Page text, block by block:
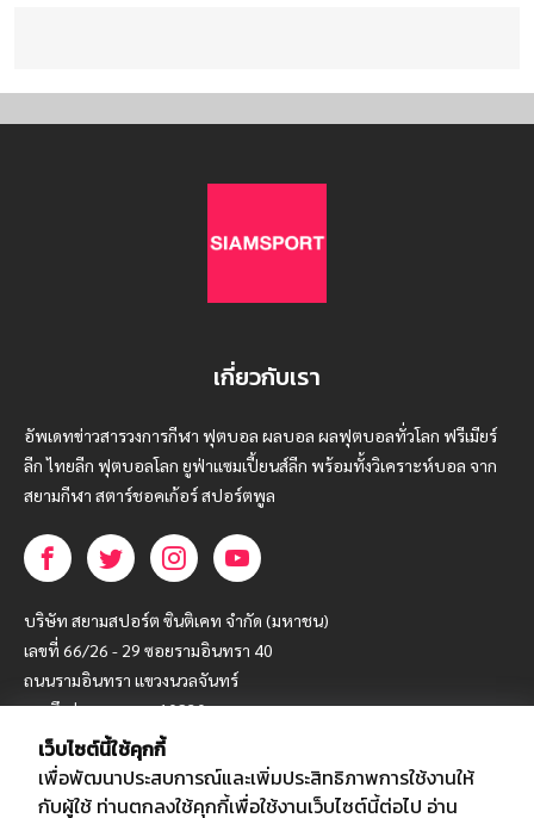
เกี่ยวกับเรา
อัพเดทข่าวสารวงการกีฬา ฟุตบอล ผลบอล ผลฟุตบอลทั่วโลก ฟรีเมียร์
ลีก ไทยลีก ฟุตบอลโลก ยูฟ่าแซมเปี้ยนส์ลีก พร้อมทั้งวิเคราะห์บอล จาก
สยามกีฬา สตาร์ชอคเก้อร์ สปอร์ตพูล
บริษัท สยามสปอร์ต ซินติเคท จำกัด (มหาชน)
เลขที่ 66/26 - 29 ซอยรามอินทรา 40
ถนนรามอินทรา แขวงนวลจันทร์
เขตบึงกุ่ม กรุงเทพฯ 10230
โทร : 02-5088-000
webmaster@siamsport.co.th
เว็บไซต์นี้ใช้คุกกี้
เพื่อพัฒนาประสบการณ์และเพิ่มประสิทธิภาพการใช้งานให้
กับผู้ใช้ ท่านตกลงใช้คุกกี้เพื่อใช้งานเว็บไซต์นี้ต่อไป อ่าน